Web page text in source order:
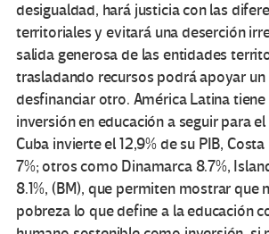
desigualdad, hará justicia con las
territoriales y evitará una deserción
salida generosa de las entidades
trasladando recursos podrá apoyar un
desfinanciar otro. América Latina
inversión en educación a seguir para
Cuba invierte el 12,9% de su PIB,
7%; otros como Dinamarca 8.7%,
8.1%, (BM), que permiten mostrar que
pobreza lo que define a la educación